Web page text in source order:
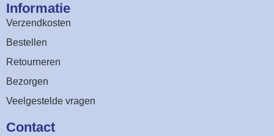
Informatie
Verzendkosten
Bestellen
Retourneren
Bezorgen
Veelgestelde vragen
Contact